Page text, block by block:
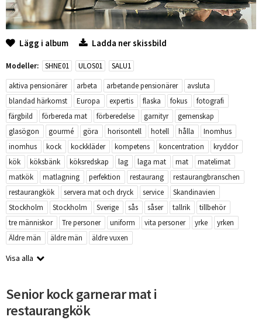
Lägg i album Ladda ner skissbild
Modeller: SHNE01 ULOS01
SALU1
aktiva pensionärer
arbeta arbetande pensionärer
avsluta
blandad härkomst
Europa expertis flaska fokus
fotografi
färgbild
förbereda mat förberedelse garnityr
gemenskap
glasögon
gourmé göra horisontell hotell hålla
Inomhus
inomhus
kock kockkläder kompetens koncentration
kryddor
kök
köksbänk köksredskap lag laga mat mat
matelimat
matkök
matlagning perfektion restaurang
restaurangbranschen
restaurangkök
servera mat och dryck service
Skandinavien
Stockholm
Stockholm Sverige sås såser tallrik
tillbehör
tre människor
Tre personer uniform vita personer yrke
yrken
Äldre män
äldre män äldre vuxen
Visa alla
Senior kock garnerar mat i
restaurangkök